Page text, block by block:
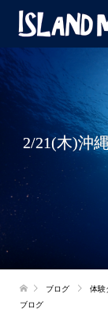
2/21(木)沖
ブログ 体験
ブログ